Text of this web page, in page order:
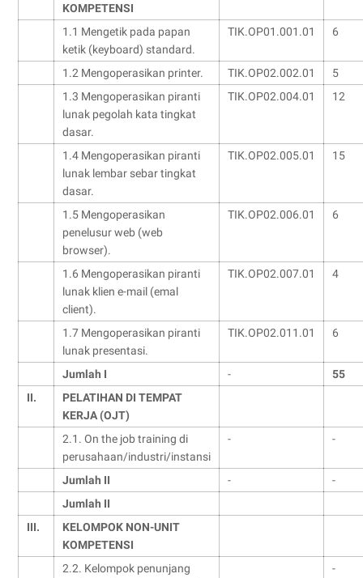
KOMPETENSI
1.1 Mengetik pada papan
ketik (keyboard) standard.
TIK.OP01.001.01 6
1.2 Mengoperasikan printer. TIK.OP02.002.01
5
1.3 Mengoperasikan piranti
lunak pegolah kata tingkat
dasar.
TIK.OP02.004.01 12
1.4 Mengoperasikan piranti
lunak lembar sebar tingkat
dasar.
TIK.OP02.005.01 15
1.5 Mengoperasikan
penelusur web (web
browser).
TIK.OP02.006.01 6
1.6 Mengoperasikan piranti
lunak klien e-mail (emal
client).
TIK.OP02.007.01 4
1.7 Mengoperasikan piranti
lunak presentasi.
TIK.OP02.011.01 6
Jumlah I -
55
II.
PELATIHAN DI TEMPAT
KERJA (OJT)
2.1. On the job training di
perusahaan/industri/instansi
- -
Jumlah II -
-
Jumlah II
III.
KELOMPOK NON-UNIT
KOMPETENSI
2.2. Kelompok penunjang
-